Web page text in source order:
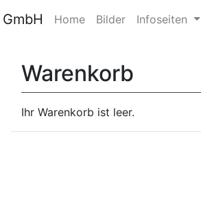
Home Bilder Infoseiten
Warenkorb
Ihr Warenkorb ist leer.